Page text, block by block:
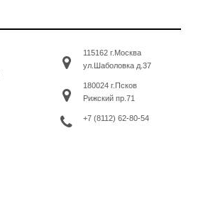
115162 г.Москва
ул.Шаболовка д.37
180024 г.Псков
Рижский пр.71
+7 (8112) 62-80-54